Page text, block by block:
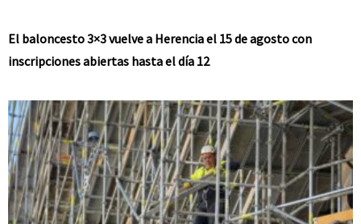
El baloncesto 3×3 vuelve a Herencia el 15 de agosto con
inscripciones abiertas hasta el día 12